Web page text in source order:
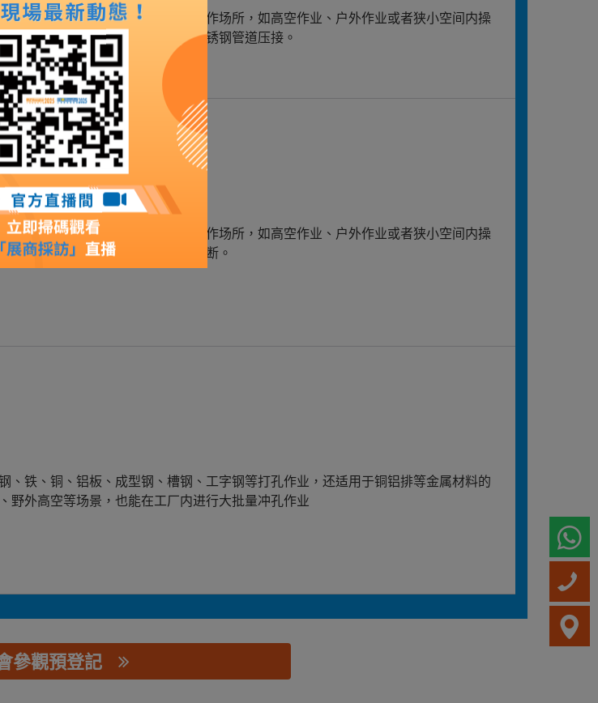
电源线的束缚，方便携带到不同工作场所，如高空作业、户外作业或者狭小空间内操
用于电缆铜铝鼻端子，铝塑管，不锈钢管道压接。
电源线的束缚，方便携带到不同工作场所，如高空作业、户外作业或者狭小空间内操
用于铜铝铠装电缆，钢芯铝绞线切断。
、铁、铜、铝板、成型钢、槽钢、工字钢等打孔作业，还适用于铜铝排等金属材料的
野外高空等场景，也能在工厂内进行大批量冲孔作业
參觀預登記